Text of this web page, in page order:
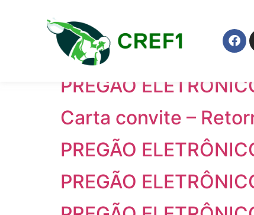
Anos:
PREGÃO
PREGÃO
Carta convite –
PREGÃO
PREGÃO